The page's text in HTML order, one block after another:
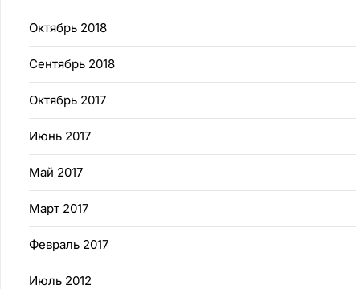
Октябрь 2018
Сентябрь 2018
Октябрь 2017
Июнь 2017
Май 2017
Март 2017
Февраль 2017
Июль 2012